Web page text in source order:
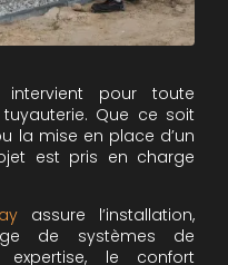
pour toute
Que ce soit
la mise en place d’un
est pris en charge
assure l’installation,
de systèmes de
le confort